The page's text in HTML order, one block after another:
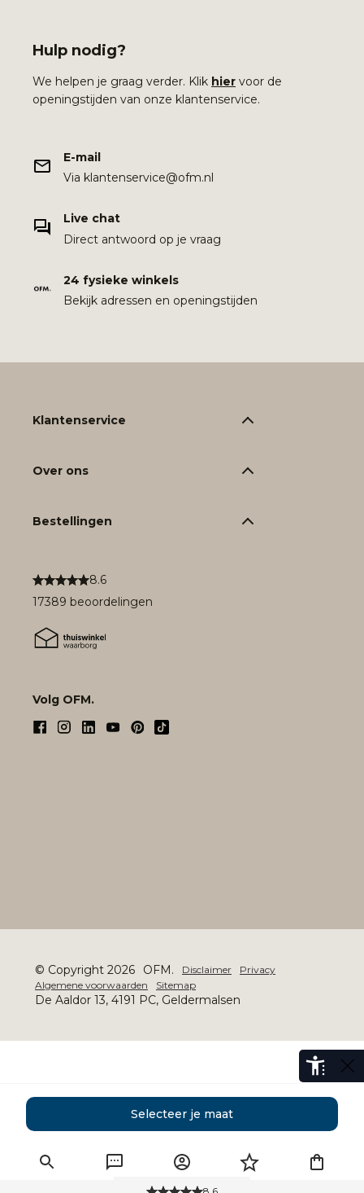
Selecteer je maat
Hulp nodig?
We helpen je graag verder. Klik hier voor de
openingstijden van onze klantenservice.
E-mail
Via klantenservice@ofm.nl
Live chat
Direct antwoord op je vraag
24 fysieke winkels
Bekijk adressen en openingstijden
8.6
17389 beoordelingen
Volg OFM.
Klantenservice
Over ons
Bestellingen
© Copyright 2026 OFM. Disclaimer
Privacy
Algemene voorwaarden
Sitemap
De Aaldor 13, 4191 PC, Geldermalsen